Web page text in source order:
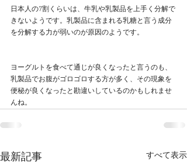
日本人の7割くらいは、牛乳や乳製品を上手く分解で
きないようです。乳製品に含まれる乳糖と言う成分
を分解する力が弱いのが原因のようです。
ヨーグルトを食べて通じが良くなったと言うのも、
乳製品でお腹がゴロゴロする方が多く、その現象を
便秘が良くなったと勘違いしているのかもしれませ
んね。
最新記事 すべて表示